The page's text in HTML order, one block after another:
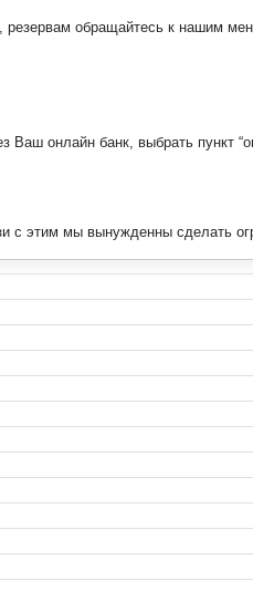
обращайтесь к нашим
онлайн банк, выбрать пункт
с этим мы вынужденны сделать